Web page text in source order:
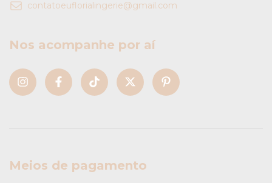
contatoeuflorialingerie@gmail.com
Nos acompanhe por aí
Meios de pagamento